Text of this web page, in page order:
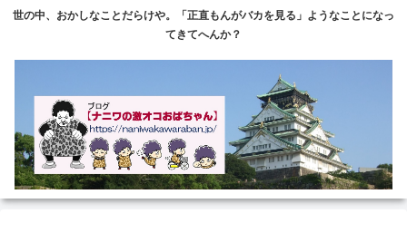
世の中、おかしなことだらけや。「正直もんがバカを見る」ようなことになっ
てきてへんか？